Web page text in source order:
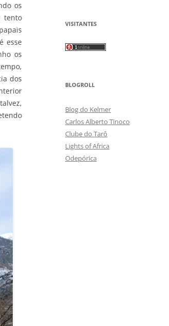
os
tento
esse
os
dos
VISITANTES
BLOGROLL
Blog do Kelmer
Carlos Alberto Tinoco
Clube do Tarô
Lights of Africa
Odepórica